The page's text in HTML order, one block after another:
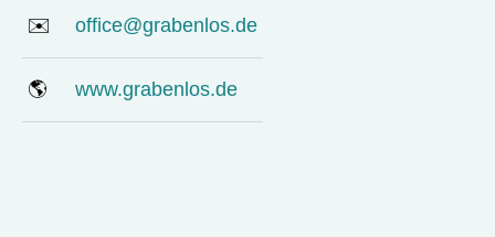
✉️ office@grabenlos.de
🌎 www.grabenlos.de